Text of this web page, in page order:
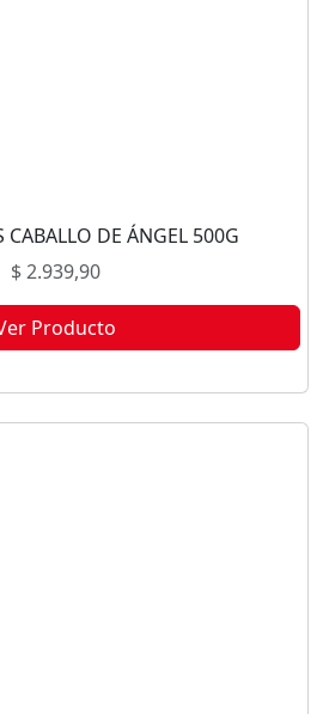
CABALLO DE ÁNGEL 500G
$2.939,90
Producto